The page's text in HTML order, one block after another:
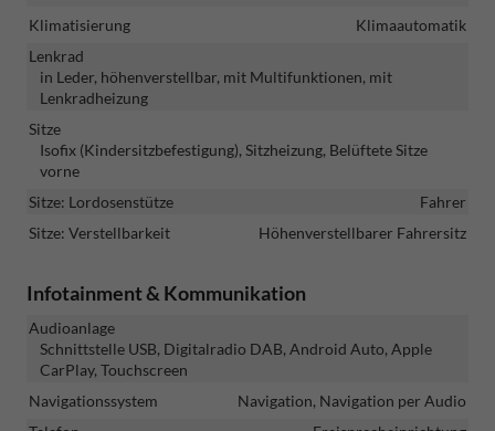
Klimatisierung
Klimaautomatik
Lenkrad
in Leder, höhenverstellbar, mit Multifunktionen, mit
Lenkradheizung
Sitze
Isofix (Kindersitzbefestigung), Sitzheizung, Belüftete Sitze
vorne
Sitze: Lordosenstütze
Fahrer
Sitze: Verstellbarkeit
Höhenverstellbarer Fahrersitz
Infotainment & Kommunikation
Audioanlage
Schnittstelle USB, Digitalradio DAB, Android Auto, Apple
CarPlay, Touchscreen
Navigationssystem
Navigation, Navigation per Audio